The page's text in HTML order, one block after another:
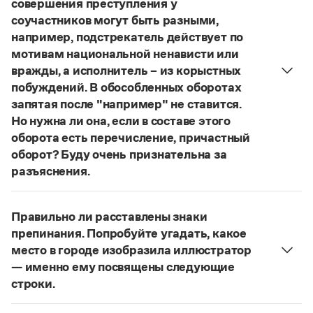
Словари русского языка как государственного
Справочники
Правила русской орфографии и пунктуации
Русский язык. Краткий теоретический курс
для школьников
Письмовник
Справочник по пунктуации
Справочник по фразеологии
Азбучные истины
Все справочники портала
Новости и события
Управление в русском языке
Словарь русских имён
Словарь методических терминов
Правила русской орфографии и пунктуации
(1956)
совершения преступления у
соучастников могут быть разными,
например, подстрекатель действует по
мотивам национальной ненависти или
вражды, а исполнитель – из корыстных
побуждений. В обособленных оборотах
запятая после "например" не ставится.
Но нужна ли она, если в составе этого
оборота есть перечисление, причастный
оборот? Буду очень признательна за
разъяснения.
В § 94«Правил русской орфографии и пунктуации»
слова и сочетания слов, стоящие на границе
частей сложного предложения и относящиеся к
следующему за ними предложению, не
отделяются от него запятой:Послышался резкий
стук, должно быть сорвалась ставня
этому правилу запятая посленапримерне нужна:
Правильно ли расставлены знаки
препинания. Попробуйте угадать, какое
место в городе изобразила иллюстратор
— именно ему посвящены следующие
строки.
Нужно закрыть запятой придаточную часть: